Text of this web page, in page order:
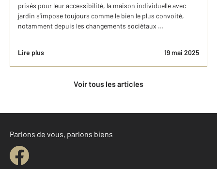
prisés pour leur accessibilité, la maison individuelle avec
jardin s’impose toujours comme le bien le plus convoité,
notamment depuis les changements sociétaux ...
Lire plus 19 mai 2025
Voir tous les articles
Parlons de vous, parlons biens